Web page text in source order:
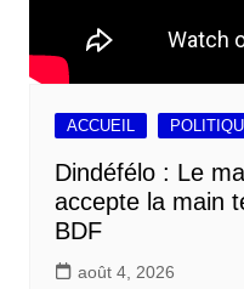
ACCUEIL
Dindéfélo : Le
accepte la main
BDF
août 4, 2026